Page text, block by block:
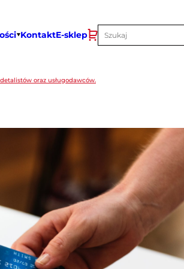
KontaktE-sklep
oraz usługodawców.